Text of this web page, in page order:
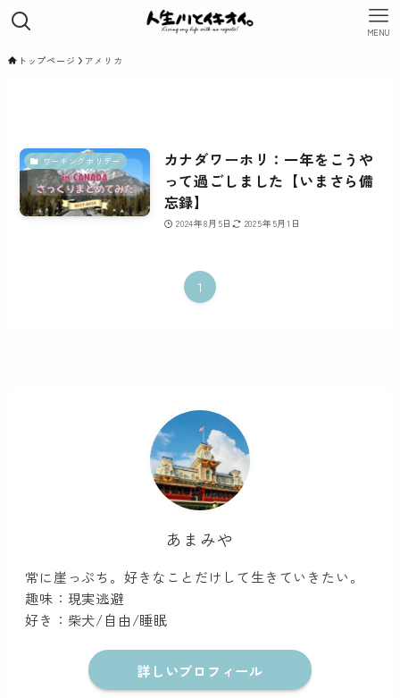
MENU
トップページ アメリカ
ワーキングホリデー
カナダワーホリ：一年をこうや
って過ごしました【いまさら備
忘録】
2024年8月5日 2025年5月1日
1
あまみや
常に崖っぷち。好きなことだけして生きていきたい。
趣味：現実逃避
好き：柴犬/自由/睡眠
詳しいプロフィール